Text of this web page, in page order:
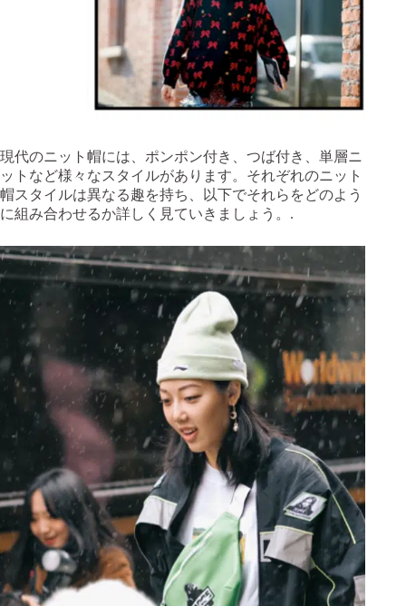
現代のニット帽には、ポンポン付き、つば付き、単層ニ
ットなど様々なスタイルがあります。それぞれのニット
帽スタイルは異なる趣を持ち、以下でそれらをどのよう
に組み合わせるか詳しく見ていきましょう。.